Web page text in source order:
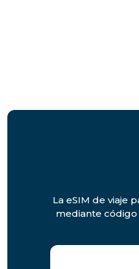
La eSIM de viaje
mediante